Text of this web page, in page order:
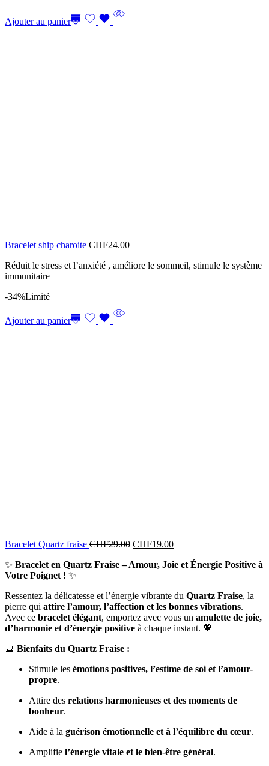
Ajouter au panier
Bracelet ship charoite CHF24.00
Réduit le stress et l’anxiété , améliore le sommeil, stimule le système
immunitaire
-34%Limité
Ajouter au panier
Bracelet Quartz fraise CHF29.00 CHF19.00
✨ Bracelet en Quartz Fraise – Amour, Joie et Énergie Positive à
Votre Poignet ! ✨
Ressentez la délicatesse et l’énergie vibrante du Quartz Fraise, la
pierre qui attire l’amour, l’affection et les bonnes vibrations.
Avec ce bracelet élégant, emportez avec vous un amulette de joie,
d’harmonie et d’énergie positive à chaque instant. 💖
🔮 Bienfaits du Quartz Fraise :
Stimule les émotions positives, l’estime de soi et l’amour-
propre.
Attire des relations harmonieuses et des moments de
bonheur.
Aide à la guérison émotionnelle et à l’équilibre du cœur.
Amplifie l’énergie vitale et le bien-être général.